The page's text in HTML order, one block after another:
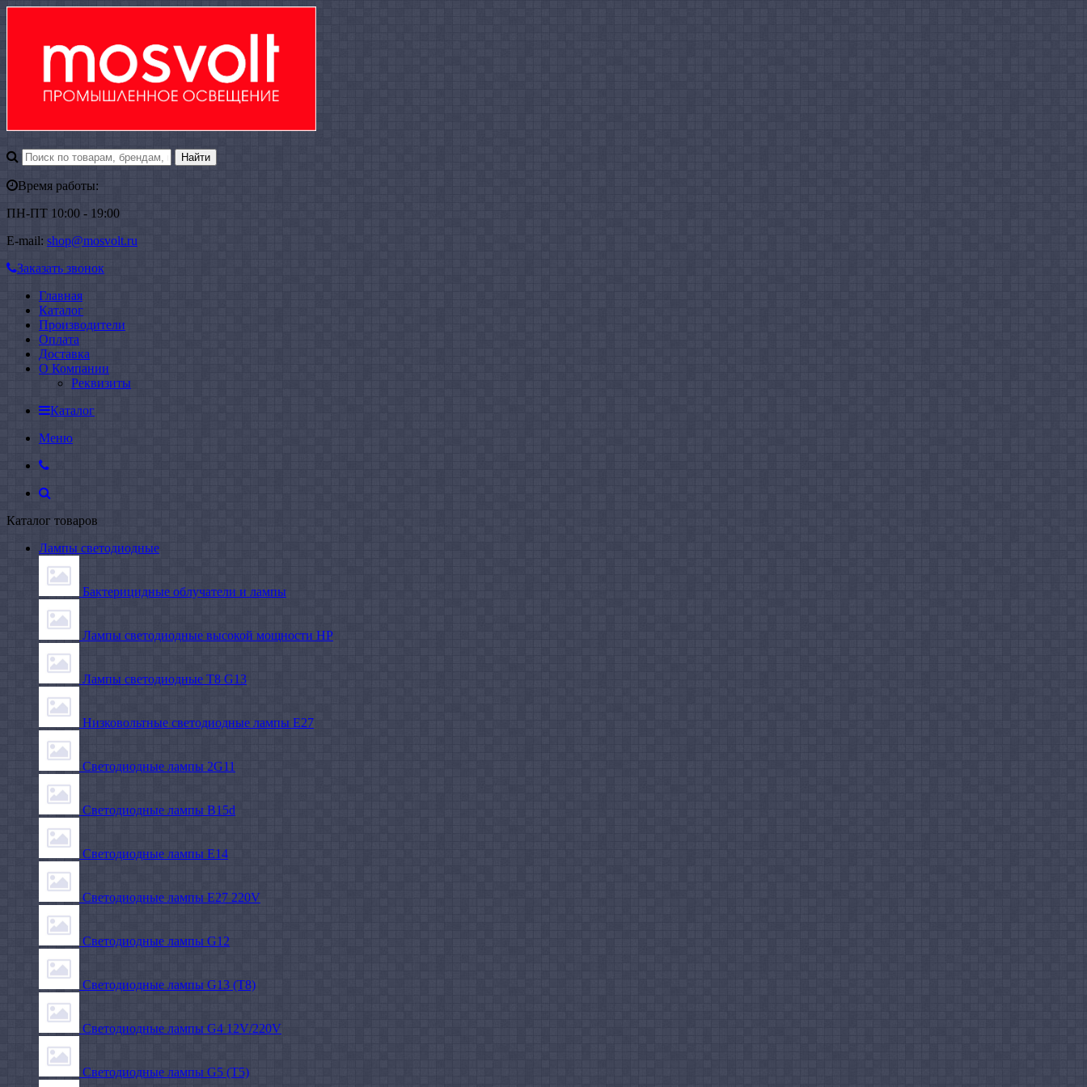
Время работы:
ПН-ПТ 10:00 - 19:00
E-mail: shop@mosvolt.ru
Заказать звонок
Главная
Каталог
Производители
Оплата
Доставка
О Компании
Реквизиты
Каталог
Меню
Каталог товаров
Лампы светодиодные
Бактерицидные облучатели и лампы
Лампы светодиодные высокой мощности HP
Лампы светодиодные Т8 G13
Низковольтные светодиодные лампы E27
Светодиодные лампы 2G11
Светодиодные лампы B15d
Светодиодные лампы E14
Светодиодные лампы E27 220V
Светодиодные лампы G12
Светодиодные лампы G13 (T8)
Светодиодные лампы G4 12V/220V
Светодиодные лампы G5 (T5)